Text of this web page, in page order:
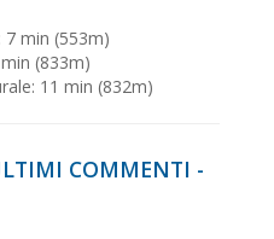
7 min (553m)
(833m)
11 min (832m)
COMMENTI -